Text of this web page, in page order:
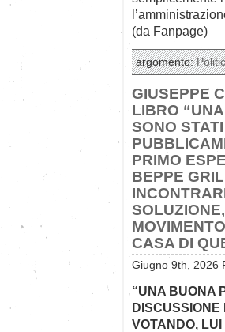
(da Fanpage)
argomento:
GIUSEPPE
LIBRO
SONO
PRIMO
BEPPE
CASA DI
Giugno 9th, 2026
“UNA BUONA
DISCUSSIONE
VOTANDO,